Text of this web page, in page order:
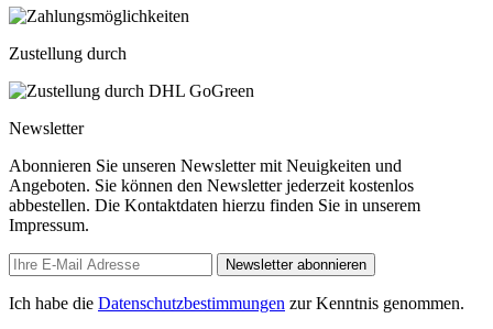
Zustellung durch
Newsletter
Abonnieren Sie unseren Newsletter mit Neuigkeiten und
Angeboten. Sie können den Newsletter jederzeit kostenlos
abbestellen. Die Kontaktdaten hierzu finden Sie in unserem
Impressum.
Newsletter abonnieren
Ich habe die Datenschutzbestimmungen zur Kenntnis genommen.